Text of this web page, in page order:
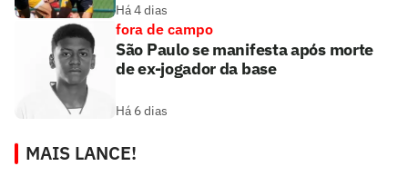
Há 4 dias
fora de campo
São Paulo se manifesta após morte
de ex-jogador da base
Há 6 dias
MAIS LANCE!